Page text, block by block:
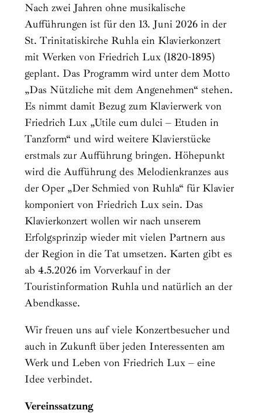
Nach zwei Jahren ohne musikalische
Aufführungen ist für den 13. Juni 2026 in der
St. Trinitatiskirche Ruhla ein Klavierkonzert
mit Werken von Friedrich Lux (1820-1895)
geplant. Das Programm wird unter dem Motto
„Das Nützliche mit dem Angenehmen“ stehen.
Es nimmt damit Bezug zum Klavierwerk von
Friedrich Lux „Utile cum dulci – Etuden in
Tanzform“ und wird weitere Klavierstücke
erstmals zur Aufführung bringen. Höhepunkt
wird die Aufführung des Melodienkranzes aus
der Oper „Der Schmied von Ruhla“ für Klavier
komponiert von Friedrich Lux sein. Das
Klavierkonzert wollen wir nach unserem
Erfolgsprinzip wieder mit vielen Partnern aus
der Region in die Tat umsetzen. Karten gibt es
ab 4.5.2026 im Vorverkauf in der
Touristinformation Ruhla und natürlich an der
Abendkasse.
Wir freuen uns auf viele Konzertbesucher und
auch in Zukunft über jeden Interessenten am
Werk und Leben von Friedrich Lux – eine
Idee verbindet.
Vereinssatzung